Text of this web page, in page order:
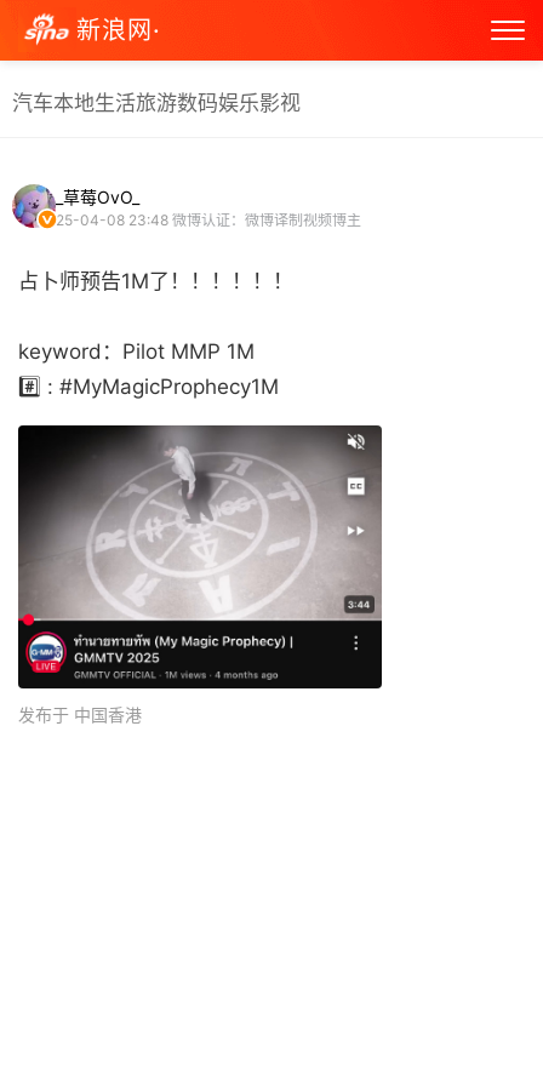
新浪网·
汽车本地生活旅游数码娱乐影视
_草莓OvO_
25-04-08 23:48 微博认证：微博译制视频博主
占卜师预告1M了！！！！！！
keyword：Pilot MMP 1M
#️⃣ : #MyMagicProphecy1M ​
发布于 中国香港